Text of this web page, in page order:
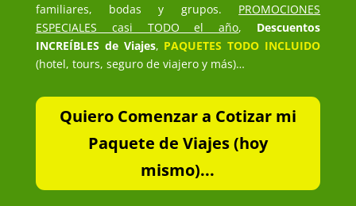
familiares, bodas y grupos. PROMOCIONES
ESPECIALES casi TODO el año, Descuentos
INCREÍBLES de Viajes, PAQUETES TODO INCLUIDO
(hotel, tours, seguro de viajero y más)…
Quiero Comenzar a Cotizar mi
Paquete de Viajes (hoy
mismo)...